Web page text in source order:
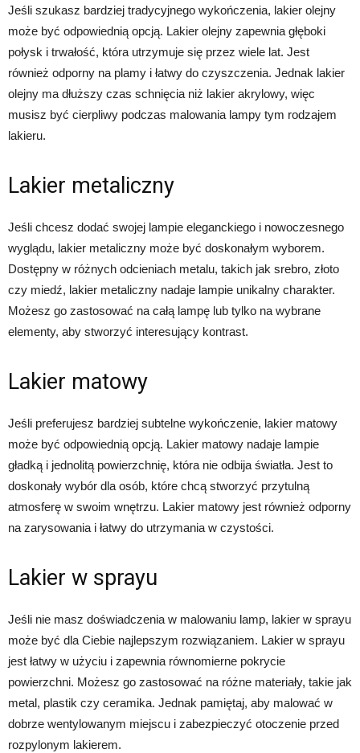
Jeśli szukasz bardziej tradycyjnego wykończenia, lakier olejny
może być odpowiednią opcją. Lakier olejny zapewnia głęboki
połysk i trwałość, która utrzymuje się przez wiele lat. Jest
również odporny na plamy i łatwy do czyszczenia. Jednak lakier
olejny ma dłuższy czas schnięcia niż lakier akrylowy, więc
musisz być cierpliwy podczas malowania lampy tym rodzajem
lakieru.
Lakier metaliczny
Jeśli chcesz dodać swojej lampie eleganckiego i nowoczesnego
wyglądu, lakier metaliczny może być doskonałym wyborem.
Dostępny w różnych odcieniach metalu, takich jak srebro, złoto
czy miedź, lakier metaliczny nadaje lampie unikalny charakter.
Możesz go zastosować na całą lampę lub tylko na wybrane
elementy, aby stworzyć interesujący kontrast.
Lakier matowy
Jeśli preferujesz bardziej subtelne wykończenie, lakier matowy
może być odpowiednią opcją. Lakier matowy nadaje lampie
gładką i jednolitą powierzchnię, która nie odbija światła. Jest to
doskonały wybór dla osób, które chcą stworzyć przytulną
atmosferę w swoim wnętrzu. Lakier matowy jest również odporny
na zarysowania i łatwy do utrzymania w czystości.
Lakier w sprayu
Jeśli nie masz doświadczenia w malowaniu lamp, lakier w sprayu
może być dla Ciebie najlepszym rozwiązaniem. Lakier w sprayu
jest łatwy w użyciu i zapewnia równomierne pokrycie
powierzchni. Możesz go zastosować na różne materiały, takie jak
metal, plastik czy ceramika. Jednak pamiętaj, aby malować w
dobrze wentylowanym miejscu i zabezpieczyć otoczenie przed
rozpylonym lakierem.